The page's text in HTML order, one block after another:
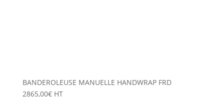
BANDEROLEUSE MANUELLE HANDWRAP FRD
2865,00€ HT